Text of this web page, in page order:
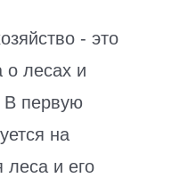
- это
о лесах и
В первую
на
леса и его